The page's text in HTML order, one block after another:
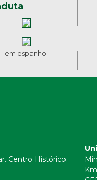
em espanhol
Centro Histórico.